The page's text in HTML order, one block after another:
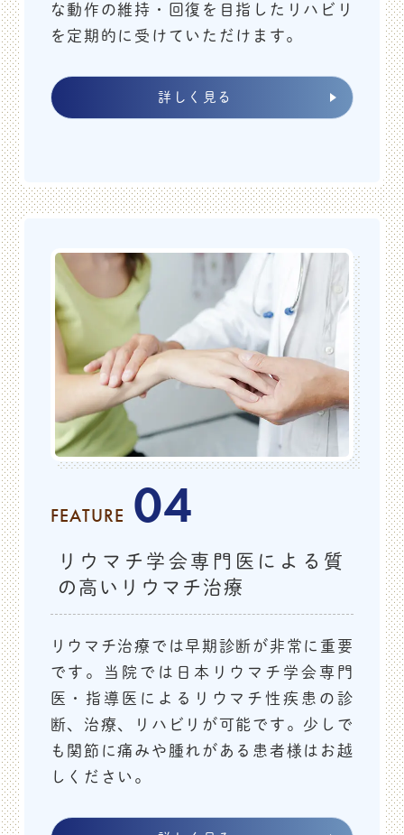
～
専門の理学療法士が、無理なく続けられる簡単な体操を
ご紹介します♪
会場：ふくだ整形外科リウマチクリニック リハビリ室
TEL：078-855-2985
2025.05.17 お知らせ
な動作の維持・回復を目指したリハビリ
を定期的に受けていただけます。
詳しく見る
FEATURE 04
リウマチ学会専門医による質
の高いリウマチ治療
リウマチ治療では早期診断が非常に重要
です。当院では日本リウマチ学会専門
医・指導医によるリウマチ性疾患の診
断、治療、リハビリが可能です。少しで
も関節に痛みや腫れがある患者様はお越
しください。